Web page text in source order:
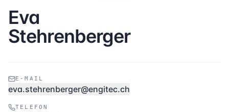
Eva
Stehrenberger
E-MAIL
eva.stehrenberger@engitec.ch
TELEFON